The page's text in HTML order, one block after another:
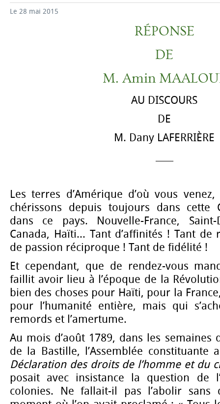
Le 28 mai 2015
RÉPONSE
DE
M. Amin
AU DISCOURS
DE
M. Dany LAFERRIÈRE
Les terres d’Amérique d’où vous
chérissons depuis toujours dans cette
dans ce pays. Nouvelle-France, Saint-
Canada, Haïti... Tant d’affinités ! Tant de
de passion réciproque ! Tant de fidélité !
Et cependant, que de rendez-vous
faillit avoir lieu à l’époque de la
bien des choses pour Haïti, pour la
pour l’humanité entière, mais qui
remords et l’amertume.
Au mois d’août 1789, dans les
de la Bastille, l’Assemblée constituante
Déclaration des droits de l’homme et du
posait avec insistance la question de
colonies. Ne fallait-il pas l’abolir